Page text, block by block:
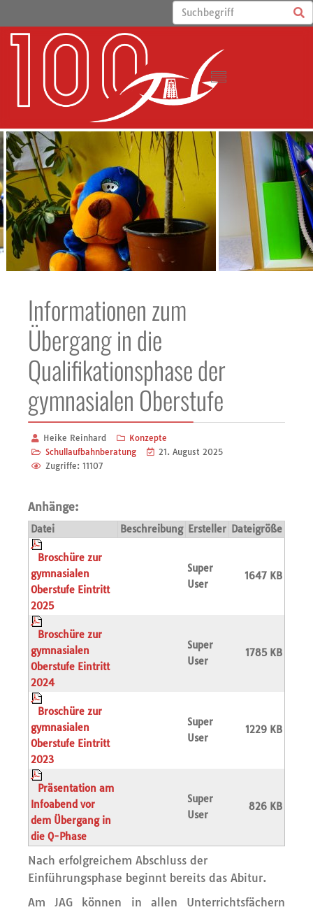
Informationen zum
Übergang in die
Qualifikationsphase der
gymnasialen Oberstufe
Heike Reinhard
Konzepte
Schullaufbahnberatung
21. August 2025
Zugriffe: 11107
Anhänge:
Datei Beschreibung Ersteller Dateigröße
Broschüre zur
gymnasialen
Oberstufe Eintritt
2025
Super
User
1647 KB
Broschüre zur
gymnasialen
Oberstufe Eintritt
2024
Super
User
1785 KB
Broschüre zur
gymnasialen
Oberstufe Eintritt
2023
Super
User
1229 KB
Präsentation am
Infoabend vor
dem Übergang in
die Q-Phase
Super
User
826 KB
Nach erfolgreichem Abschluss der
Einführungsphase beginnt bereits das Abitur.
Am JAG können in allen Unterrichtsfächern